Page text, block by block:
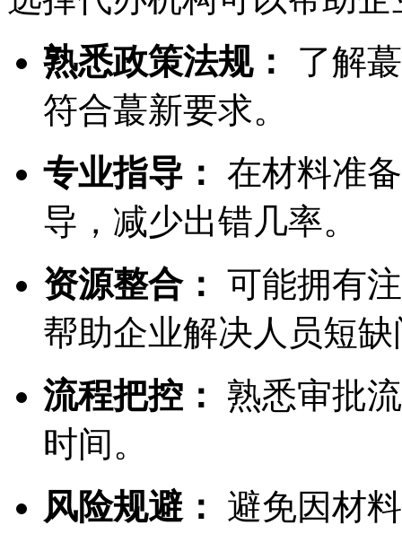
熟悉政策法规：
了解
符合蕞新要求。
专业指导： 在材料准
导，减少出错几率。
资源整合： 可能拥有
帮助企业解决人员短
流程把控：
熟悉审批
时间。
风险规避：
避免因材